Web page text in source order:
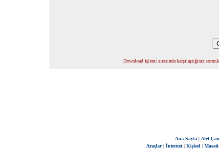
Download işlemi sırasında karşılaştığınız
Ana Sayfa| Alet
Araçlar| İnternet| Kişisel|